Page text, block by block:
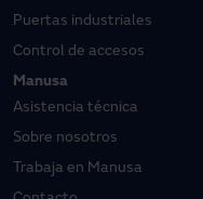
Puertas industriales
Control de accesos
Manusa
Asistencia técnica
Sobre nosotros
Trabaja en Manusa